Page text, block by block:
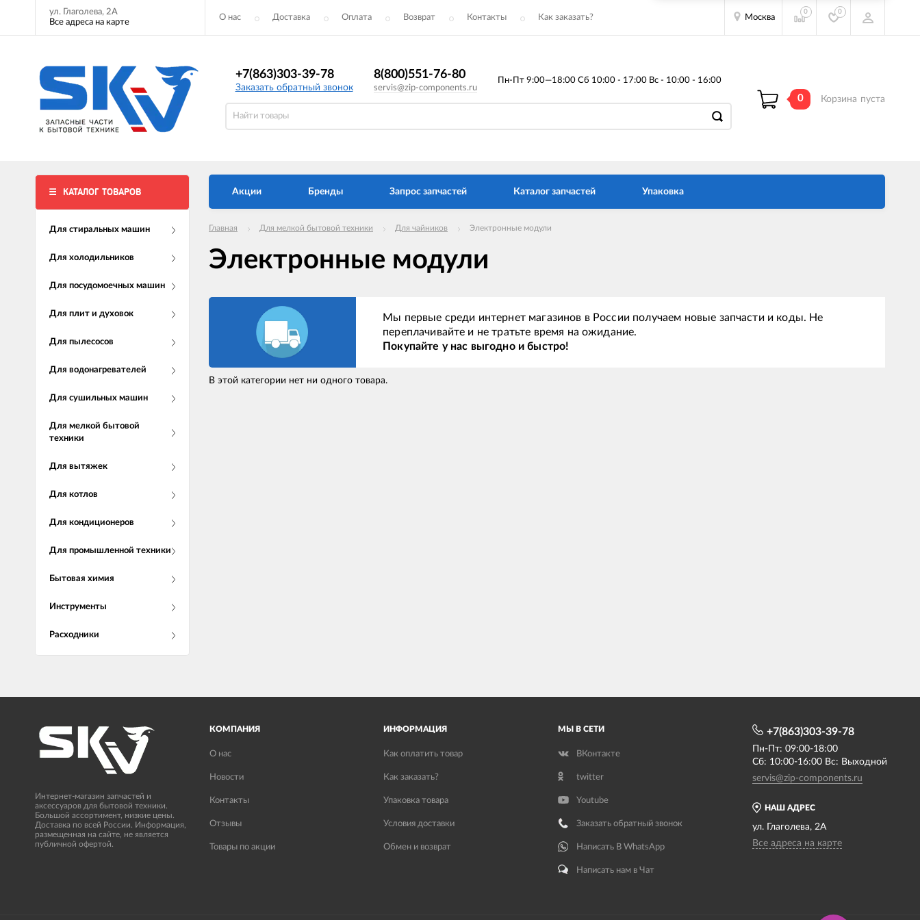
ул. Глаголева, 2А
Все адреса на карте
О нас Доставка Оплата Возврат Контакты Как заказать? Москва
0 0
+7(863)303-39-78
Заказать обратный звонок
8(800)551-76-80
servis@zip-components.ru
Пн-Пт 9:00—18:00 Сб 10:00 - 17:00 Вс - 10:00 - 16:00
0 Корзина пуста
КАТАЛОГ ТОВАРОВ
Для стиральных машин
Для холодильников
Для посудомоечных машин
Для плит и духовок
Для пылесосов
Для водонагревателей
Для сушильных машин
Для мелкой бытовой
техники
Для вытяжек
Для котлов
Для кондиционеров
Для промышленной техники
Бытовая химия
Инструменты
Расходники
Акции Бренды Запрос запчастей Каталог запчастей Упаковка
Главная Для мелкой бытовой техники Для чайников Электронные модули
Электронные модули
Мы первые среди интернет магазинов в России получаем новые запчасти и коды. Не
переплачивайте и не тратьте время на ожидание.
Покупайте у нас выгодно и быстро!
В этой категории нет ни одного товара.
Интернет-магазин запчастей и
аксессуаров для бытовой техники.
Большой ассортимент, низкие цены.
Доставка по всей России. Информация,
размещенная на сайте, не является
публичной офертой.
КОМПАНИЯ
О нас
Новости
Контакты
Отзывы
Товары по акции
ИНФОРМАЦИЯ
Как оплатить товар
Как заказать?
Упаковка товара
Условия доставки
Обмен и возврат
МЫ В СЕТИ
ВКонтакте
twitter
Youtube
Заказать обратный звонок
Написать В WhatsApp
Написать нам в Чат
НАШ АДРЕС
ул. Глаголева, 2А
Все адреса на карте
+7(863)303-39-78
Пн-Пт: 09:00-18:00
Сб: 10:00-16:00 Вс: Выходной
servis@zip-components.ru